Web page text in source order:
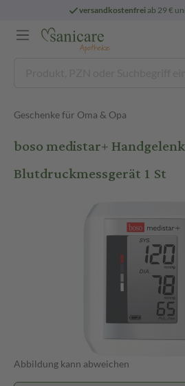
versandkostenfreiab 29 €
Geschenke für Oma & Opa
boso medistar+
Blutdruckmessgerät 1 St
Abbildung kann abweichen